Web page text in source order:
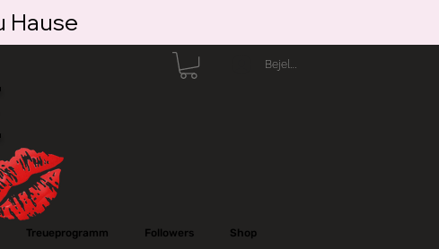
Hause
Bejelentkezés
Treueprogramm Followers Shop